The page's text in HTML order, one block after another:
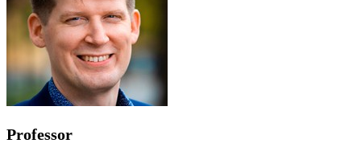
Professor